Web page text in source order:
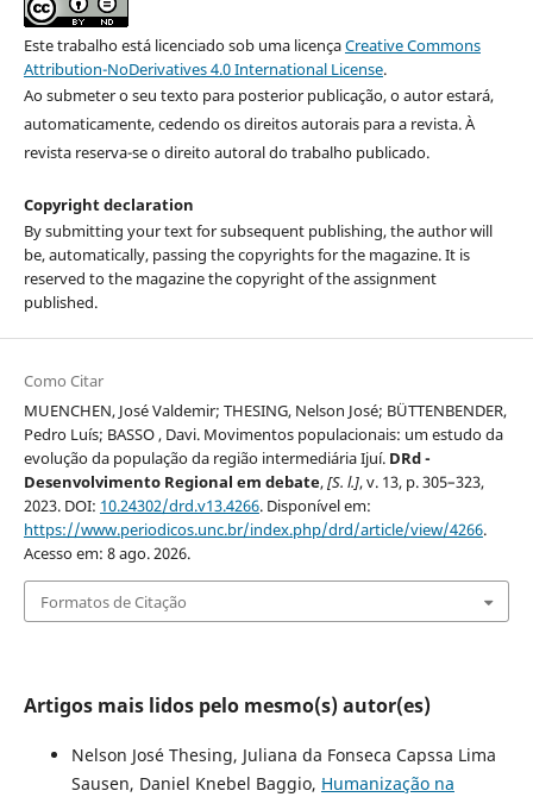
Este trabalho está licenciado sob uma licençaCreative Commons
Attribution-NoDerivatives 4.0 International License.
Ao submeter o seu texto para posterior publicação, o autor estará,
automaticamente, cedendo os direitos autorais para a revista. À
revista reserva-se o direito autoral do trabalho publicado.
Copyright declaration
By submitting your text for subsequent publishing, the author will
be, automatically, passing the copyrights for the magazine. It is
reserved to the magazine the copyright of the assignment
published.
Como Citar
MUENCHEN, José Valdemir; THESING, Nelson José; BÜTTENBENDER,
Pedro Luís; BASSO , Davi. Movimentos populacionais: um estudo da
evolução da população da região intermediária Ijuí. DRd -
Desenvolvimento Regional em debate,[S. l.], v. 13, p. 305–323,
2023. DOI: 10.24302/drd.v13.4266. Disponível em:
https://www.periodicos.unc.br/index.php/drd/article/view/4266.
Acesso em: 8 ago. 2026.
Formatos de Citação
Artigos mais lidos pelo mesmo(s) autor(es)
Nelson José Thesing, Juliana da Fonseca Capssa Lima
Sausen, Daniel Knebel Baggio, Humanização na